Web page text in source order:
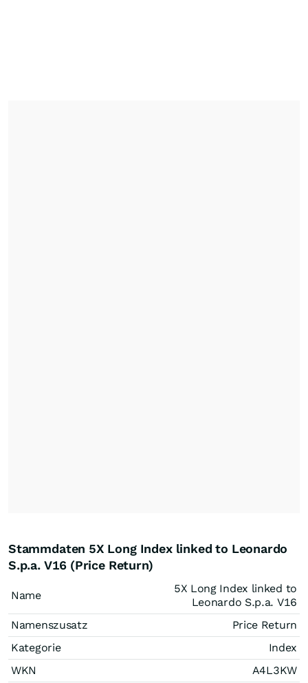
Stammdaten 5X Long Index linked to Leonardo
S.p.a. V16 (Price Return)
Name
5X Long Index linked to
Leonardo S.p.a. V16
Namenszusatz
Price Return
Kategorie
Index
WKN
A4L3KW